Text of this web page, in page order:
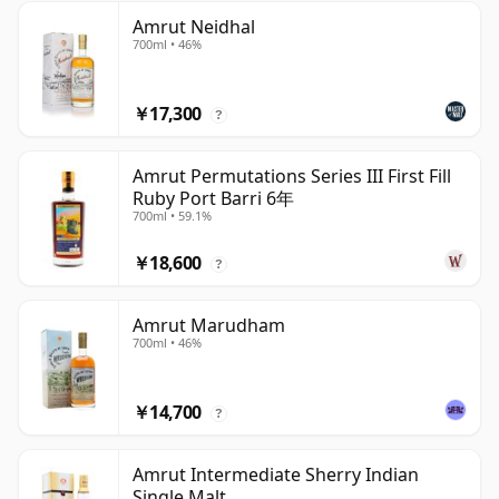
Amrut Neidhal
700ml • 46%
￥17,300 ?
Amrut Permutations Series III First Fill
Ruby Port Barri 6年
700ml • 59.1%
￥18,600 ?
Amrut Marudham
700ml • 46%
￥14,700 ?
Amrut Intermediate Sherry Indian